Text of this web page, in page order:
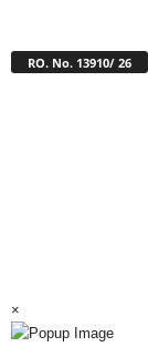
RO. No. 13910/ 26
×